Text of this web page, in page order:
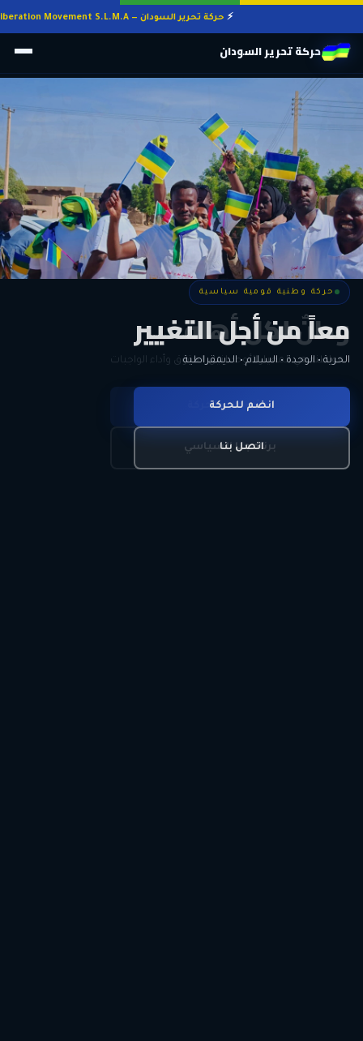
حركة تحرير السودان — Sudan Liberation Movement S.L.M.A
حركة تحرير السودان
حركة وطنية قومية سياسية
وطنٌ لكل أهله
المواطنة هي المعيار الأوحد لنيل الحقوق وأداء الواجبات
تعرّف على الحركة
برنامجنا السياسي
حركة وطنية قومية سياسية
معاً من أجل التغيير
الحرية • الوحدة • السلام • الديمقراطية
انضم للحركة
اتصل بنا